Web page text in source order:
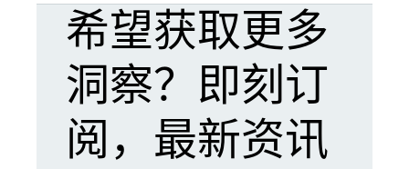
希望获取更多
洞察？即刻订
阅，最新资讯